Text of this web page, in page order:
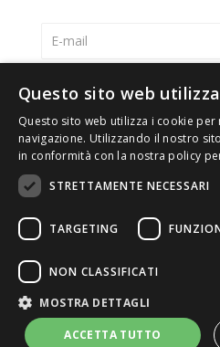
Italiano
English
Accetto laPrivacy Policy
© 2026 ERGA srl - P.IVA
P.IVA 12885130158 - Licenza
3020/I/1528 - n. 8064 -
Privacy
Contatti- by Italia Multimedia
Questo sito web
Questo sito web utilizza i cookie
navigazione. Utilizzando il nostro
in conformità con la nostra policy
STRETTAMENTE NECESSARI
TARGETING
NON CLASSIFICATI
MOSTRA DETTAGLI
ACCETTA TUTTO